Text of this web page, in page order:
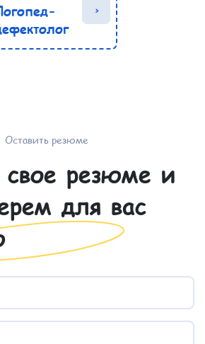
Оставить резюме
свое резюме и
для вас